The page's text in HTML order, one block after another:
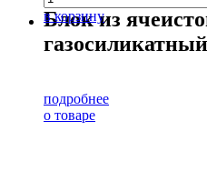
в корзину
Блок из
подробнее
о товаре